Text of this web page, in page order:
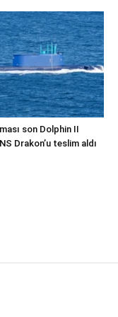
son Dolphin II
Drakon’u teslim aldı